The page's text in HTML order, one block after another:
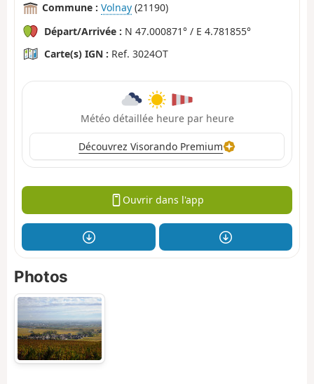
Commune : Volnay (21190)
Départ/Arrivée : N 47.000871° / E 4.781855°
Carte(s) IGN : Ref. 3024OT
Météo détaillée heure par heure
Découvrez Visorando Premium
Ouvrir dans l'app
Photos